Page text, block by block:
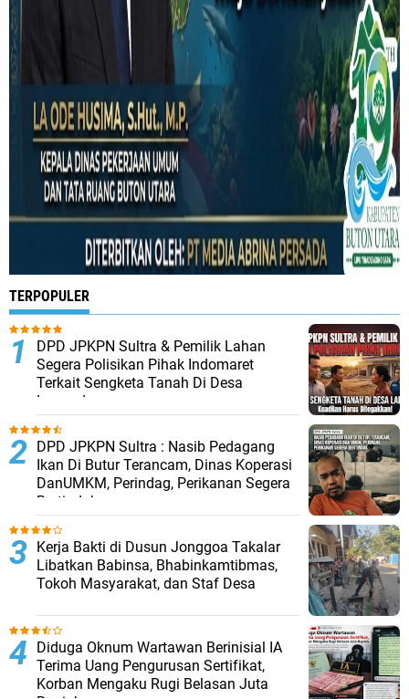
TERPOPULER
DPD JPKPN Sultra & Pemilik Lahan
Segera Polisikan Pihak Indomaret
Terkait Sengketa Tanah Di Desa
Lapandewa
DPD JPKPN Sultra : Nasib Pedagang
Ikan Di Butur Terancam, Dinas Koperasi
DanUMKM, Perindag, Perikanan Segera
Bertindak
Kerja Bakti di Dusun Jonggoa Takalar
Libatkan Babinsa, Bhabinkamtibmas,
Tokoh Masyarakat, dan Staf Desa
Diduga Oknum Wartawan Berinisial IA
Terima Uang Pengurusan Sertifikat,
Korban Mengaku Rugi Belasan Juta